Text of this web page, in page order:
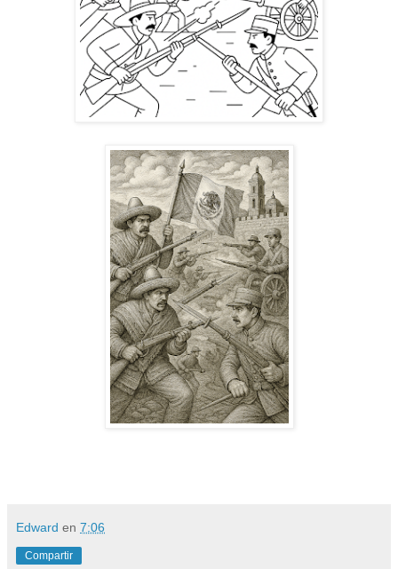
Edward en 7:06
Compartir